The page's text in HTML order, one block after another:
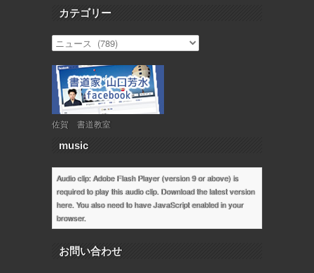
カテゴリー
佐賀 書道教室
music
Audio clip: Adobe Flash Player (version 9 or above) is
required to play this audio clip. Download the latest version
here. You also need to have JavaScript enabled in your
browser.
お問い合わせ